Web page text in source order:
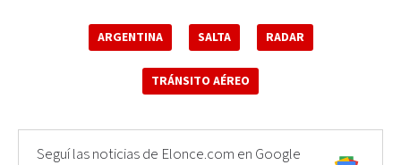
ARGENTINA SALTA RADAR
TRÁNSITO AÉREO
Seguí las noticias de Elonce.com en Google